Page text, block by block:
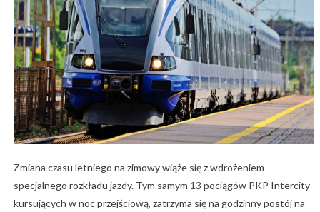
Zmiana czasu letniego na zimowy wiąże się z wdrożeniem
specjalnego rozkładu jazdy. Tym samym 13 pociągów PKP Intercity
kursujących w noc przejściową, zatrzyma się na godzinny postój na